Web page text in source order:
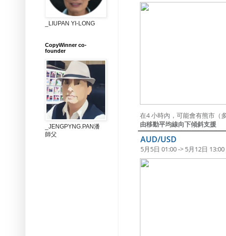
在4 小時內，可能會有熊市（
由移動平均線向下傾斜支援
AUD/USD
5月5日 01:00 -> 5月12日 13:00
_LIUPAN YI-LONG
CopyWinner co-
founder
_JENGPYNG.PAN潘
師父